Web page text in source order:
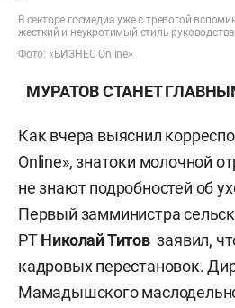
В секторе госмедиа уже с тревогой
жесткий и неукротимый стиль руководства
Фото: «БИЗНЕС Online»
МУРАТОВ СТАНЕТ
Как вчера выяснил
Online», знатоки молочной
не знают подробностей об
Первый замминистра
РТНиколай Титовзаявил,
кадровых перестановок.
Мамадышского